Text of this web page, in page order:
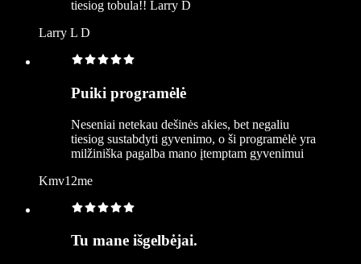
tiesiog tobula!! Larry D
Larry L D
Puiki programėlė
Neseniai netekau dešinės akies, bet negaliu
tiesiog sustabdyti gyvenimo, o ši programėlė yra
milžiniška pagalba mano įtemptam gyvenimui
Kmv12me
Tu mane išgelbėjai.